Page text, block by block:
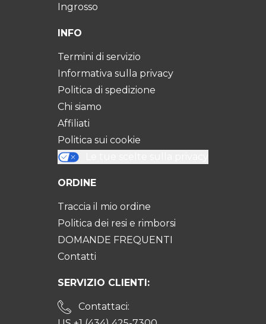
Ingrosso
INFO
Termini di servizio
Informativa sulla privacy
Politica di spedizione
Chi siamo
Affiliati
Politica sui cookie
ORDINE
Traccia il mio ordine
Politica dei resi e rimborsi
DOMANDE FREQUENTI
Contatti
SERVIZIO CLIENTI:
Contattaci: